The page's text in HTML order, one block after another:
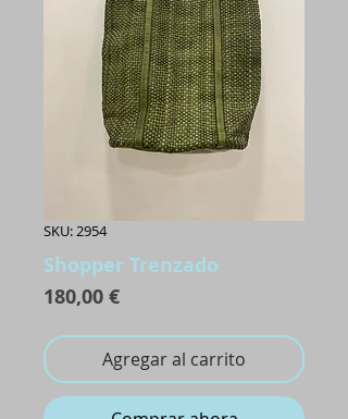
SKU: 2954
Shopper Trenzado
180,00 €Precio
Agregar al carrito